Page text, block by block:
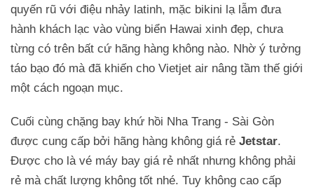
quyến rũ với điệu nhảy latinh, mặc bikini lạ lẫm đưa
hành khách lạc vào vùng biển Hawai xinh đẹp, chưa
từng có trên bất cứ hãng hàng không nào. Nhờ ý tưởng
táo bạo đó mà đã khiến cho Vietjet air nâng tầm thế giới
một cách ngoạn mục.
Cuối cùng chặng bay khứ hồi Nha Trang - Sài Gòn
được cung cấp bởi hãng hàng không giá rẻ Jetstar.
Được cho là vé máy bay giá rẻ nhất nhưng không phải
rẻ mà chất lượng không tốt nhé. Tuy không cao cấp